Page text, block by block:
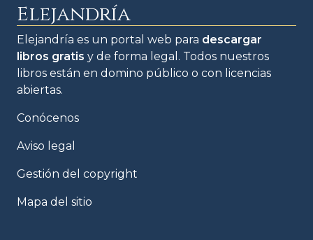
Elejandría
Elejandría es un portal web para descargar
libros gratis y de forma legal. Todos nuestros
libros están en domino público o con licencias
abiertas.
Conócenos
Aviso legal
Gestión del copyright
Mapa del sitio